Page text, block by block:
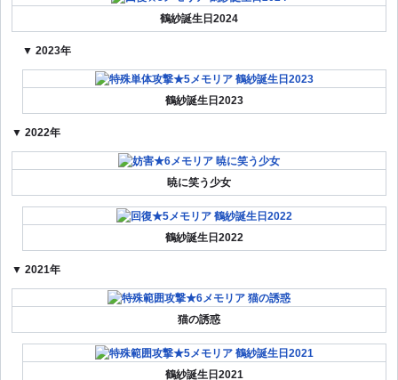
鶴紗誕生日2024
▼ 2023年
鶴紗誕生日2023
▼ 2022年
暁に笑う少女
鶴紗誕生日2022
▼ 2021年
猫の誘惑
鶴紗誕生日2021